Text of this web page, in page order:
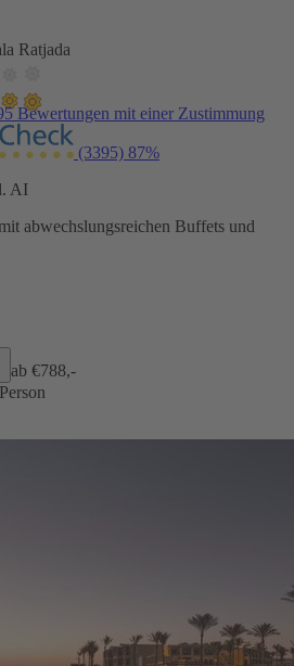
Ratjada
Bewertungen mit einer Zustimmung
(3395) 87%
AI
abwechslungsreichen Buffets und
ab €788,-